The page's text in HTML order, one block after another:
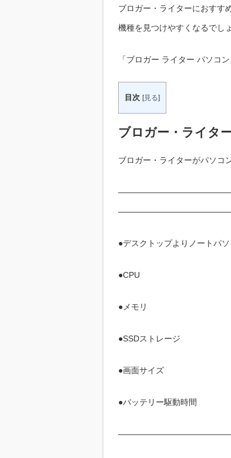
ブロガー・ライターにおすす
機種を見つけやすくなるでしょ
「ブロガー ライター パソコ
目次 [見る]
ブロガー・ライタ
ブロガー・ライターがパソコ
――――――――――――――――ブ
●デスクトップよりノートパ
●CPU
●メモリ
●SSDストレージ
●画面サイズ
●バッテリー駆動時間